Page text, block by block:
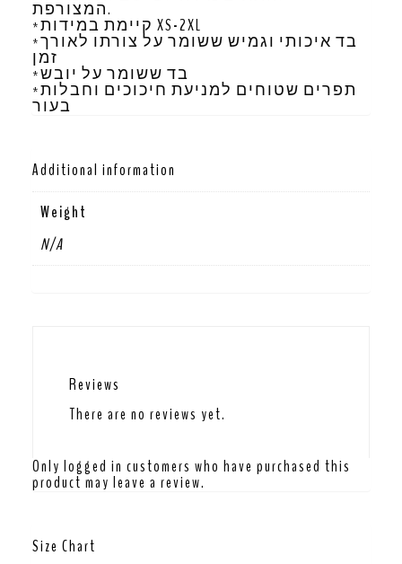
המצורפת.
*קיימת במידות XS-2XL
*בד איכותי וגמיש ששומר על צורתו לאורך
זמן
*בד ששומר על יובש
*תפרים שטוחים למניעת חיכוכים וחבלות
בעור
Additional information
Weight
N/A
Reviews
There are no reviews yet.
Only logged in customers who have purchased this
product may leave a review.
Size Chart